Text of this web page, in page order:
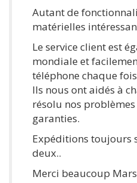
Autant de
matérielles
Le service client est
mondiale et
téléphone chaque
Ils nous ont aidés à
résolu nos
garanties.
Expéditions toujours
deux..
Merci beaucoup